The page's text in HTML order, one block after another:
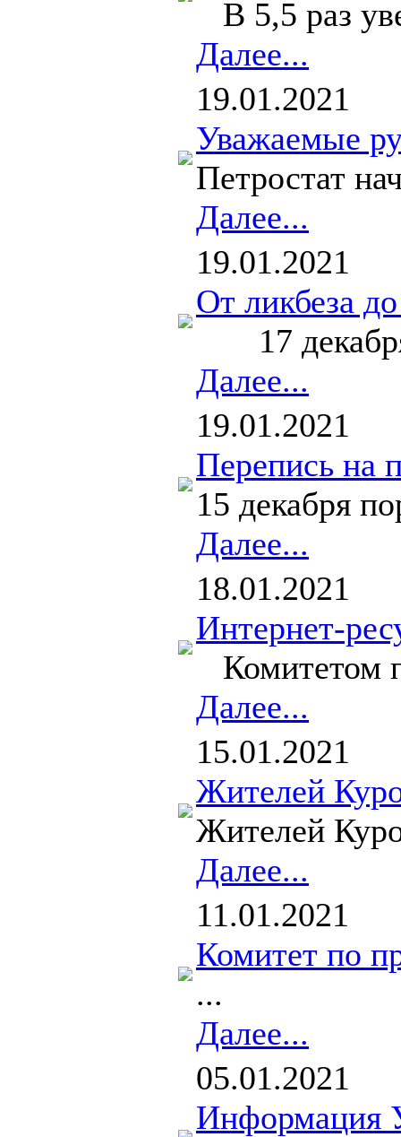
В 5,5 раз
Далее...
19.01.2021
Уважаемые
Петростат
Далее...
19.01.2021
От ликбеза
17 декабря
Далее...
19.01.2021
Перепись на
15 декабря
Далее...
18.01.2021
Интернет-
Комитетом
Далее...
15.01.2021
Жителей
Жителей
Далее...
11.01.2021
Комитет по
...
Далее...
05.01.2021
Информация